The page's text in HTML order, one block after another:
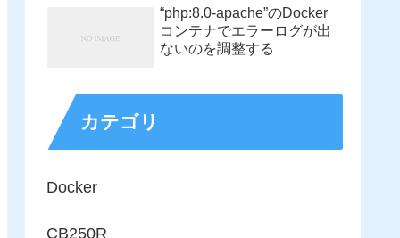
“php:8.0-apache”のDocker
コンテナでエラーログが出
ないのを調整する
カテゴリ
Docker
CB250R